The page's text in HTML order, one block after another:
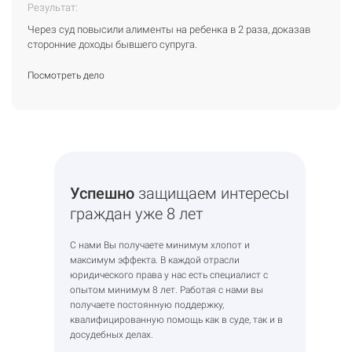
Результат:
Через суд повысили алименты на ребенка в 2 раза, доказав
сторонние доходы бывшего супруга.
Посмотреть дело
Результат:
Через суд повысили алименты на ребенка в 2 раза, доказав
сторонние доходы бывшего супруга.
Посмотреть дело
Результат:
Через суд повысили алименты на ребенка в 2 раза, доказав
сторонние доходы бывшего супруга.
Посмотреть дело
Результат:
Через суд повысили алименты на ребенка в 2 раза, доказав
сторонние доходы бывшего супруга.
Посмотреть дело
Результат:
Через суд повысили алименты на ребенка в 2 раза, доказав
сторонние доходы бывшего супруга.
Посмотреть дело
Успешнозащищаем интересы
граждан уже 8 лет
С нами Вы получаете минимум хлопот и
максимум эффекта. В каждой отрасли
юридического права у нас есть специалист с
опытом минимум 8 лет. Работая с нами вы
получаете постоянную поддержку,
квалифицированную помощь как в суде, так и в
досудебных делах.